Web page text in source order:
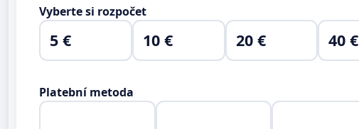
Vyberte si rozpočet
5 € 10 € 20 € 40 €
Platební metoda